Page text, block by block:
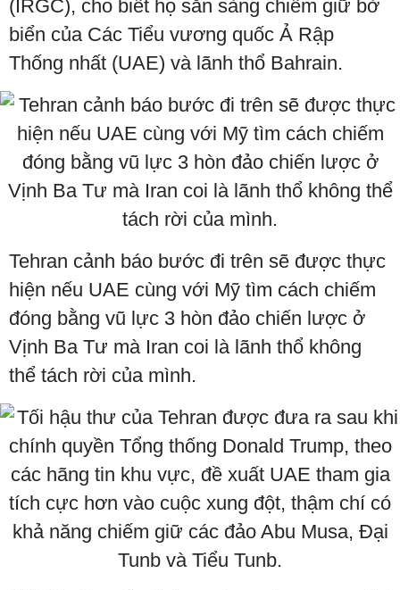
(IRGC), cho biết họ sẵn sàng chiếm giữ bờ
biển của Các Tiểu vương quốc Ả Rập
Thống nhất (UAE) và lãnh thổ Bahrain.
Tehran cảnh báo bước đi trên sẽ được thực
hiện nếu UAE cùng với Mỹ tìm cách chiếm
đóng bằng vũ lực 3 hòn đảo chiến lược ở
Vịnh Ba Tư mà Iran coi là lãnh thổ không
thể tách rời của mình.